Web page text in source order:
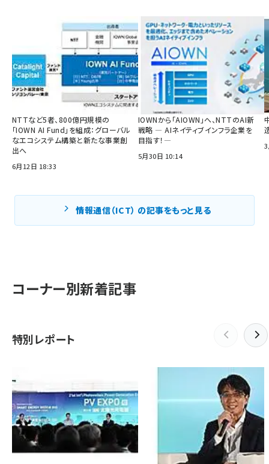
NTTなど5者、800億円規模の
「IOWN AI Fund」を組成：グローバル
なエコシステム構築と新たな事業創
出へ
6月12日 18:33
IOWNから「AIOWN」へ、NTTのAI新
戦略 ― AIネイティブインフラ企業を
目指す！―
5月30日 10:14
情報通信（ICT） の記事をもっと見る
コーナー別新着記事
特別レポート